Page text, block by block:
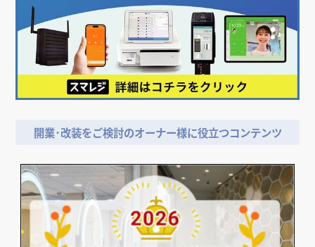
開業･改装をご検討のオーナー様に役立つコンテンツ